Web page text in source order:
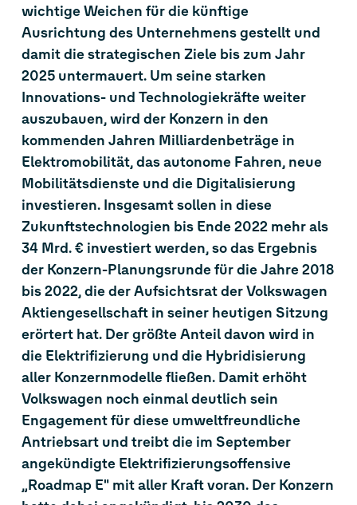
wichtige Weichen für die künftige
Ausrichtung des Unternehmens gestellt und
damit die strategischen Ziele bis zum Jahr
2025 untermauert. Um seine starken
Innovations- und Technologiekräfte weiter
auszubauen, wird der Konzern in den
kommenden Jahren Milliardenbeträge in
Elektromobilität, das autonome Fahren, neue
Mobilitätsdienste und die Digitalisierung
investieren. Insgesamt sollen in diese
Zukunftstechnologien bis Ende 2022 mehr als
34 Mrd. € investiert werden, so das Ergebnis
der Konzern-Planungsrunde für die Jahre 2018
bis 2022, die der Aufsichtsrat der Volkswagen
Aktiengesellschaft in seiner heutigen Sitzung
erörtert hat. Der größte Anteil davon wird in
die Elektrifizierung und die Hybridisierung
aller Konzernmodelle fließen. Damit erhöht
Volkswagen noch einmal deutlich sein
Engagement für diese umweltfreundliche
Antriebsart und treibt die im September
angekündigte Elektrifizierungsoffensive
„Roadmap E" mit aller Kraft voran. Der Konzern